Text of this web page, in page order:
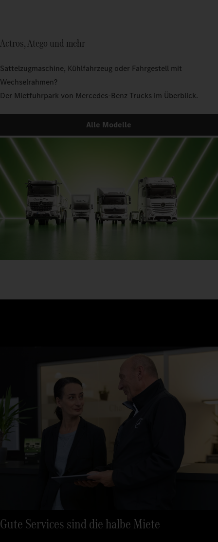
Actros, Atego und mehr
Sattelzugmaschine, Kühlfahrzeug oder Fahrgestell mit
Wechselrahmen?
Der Mietfuhrpark von Mercedes‑Benz Trucks im Überblick.
Alle Modelle
Gute Services sind die halbe Miete